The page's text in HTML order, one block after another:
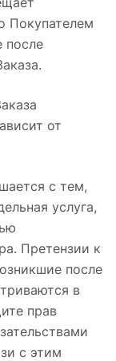
Покупателем
после
от
с тем,
услуга,
Претензии к
после
в
прав
с этим